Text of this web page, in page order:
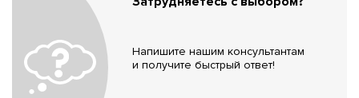
Напишите нашим консультантам
и получите быстрый ответ!